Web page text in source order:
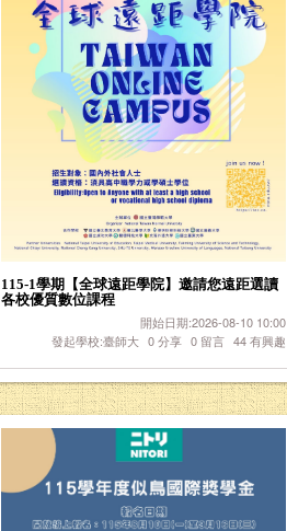
115-1學期【全球遠距學院】邀請您遠距選讀
各校優質數位課程
開始日期:2026-08-10 10:00
發起學校:臺師大 0分享 0 留言 44有興趣